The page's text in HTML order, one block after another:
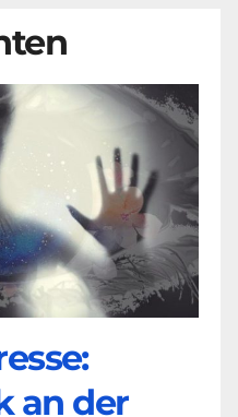
an der